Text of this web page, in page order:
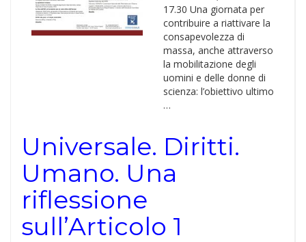
17.30 Una giornata per
contribuire a riattivare la
consapevolezza di
massa, anche attraverso
la mobilitazione degli
uomini e delle donne di
scienza: l’obiettivo ultimo
…
Universale. Diritti.
Umano. Una
riflessione
sull’Articolo 1